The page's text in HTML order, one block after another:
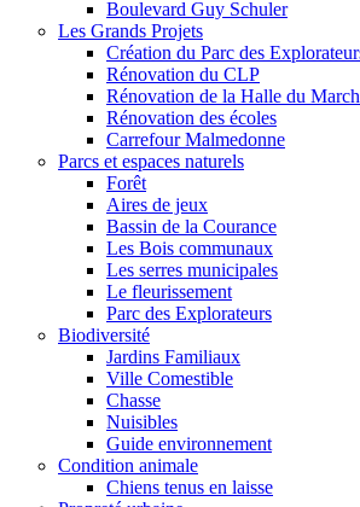
Boulevard Guy Schuler
Les Grands Projets
Création du Parc des
Rénovation du CLP
Rénovation de la Halle du
Rénovation des écoles
Carrefour Malmedonne
Parcs et espaces naturels
Forêt
Aires de jeux
Bassin de la Courance
Les Bois communaux
Les serres municipales
Le fleurissement
Parc des Explorateurs
Biodiversité
Jardins Familiaux
Ville Comestible
Chasse
Nuisibles
Guide environnement
Condition animale
Chiens tenus en laisse